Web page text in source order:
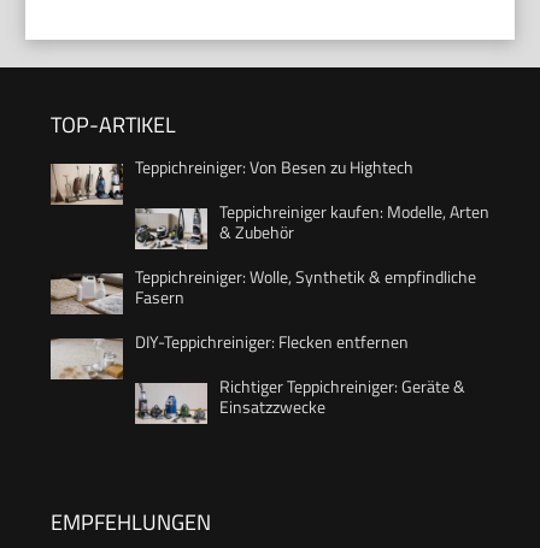
TOP-ARTIKEL
Teppichreiniger: Von Besen zu Hightech
Teppichreiniger kaufen: Modelle, Arten
& Zubehör
Teppichreiniger: Wolle, Synthetik & empfindliche
Fasern
DIY-Teppichreiniger: Flecken entfernen
Richtiger Teppichreiniger: Geräte &
Einsatzzwecke
EMPFEHLUNGEN